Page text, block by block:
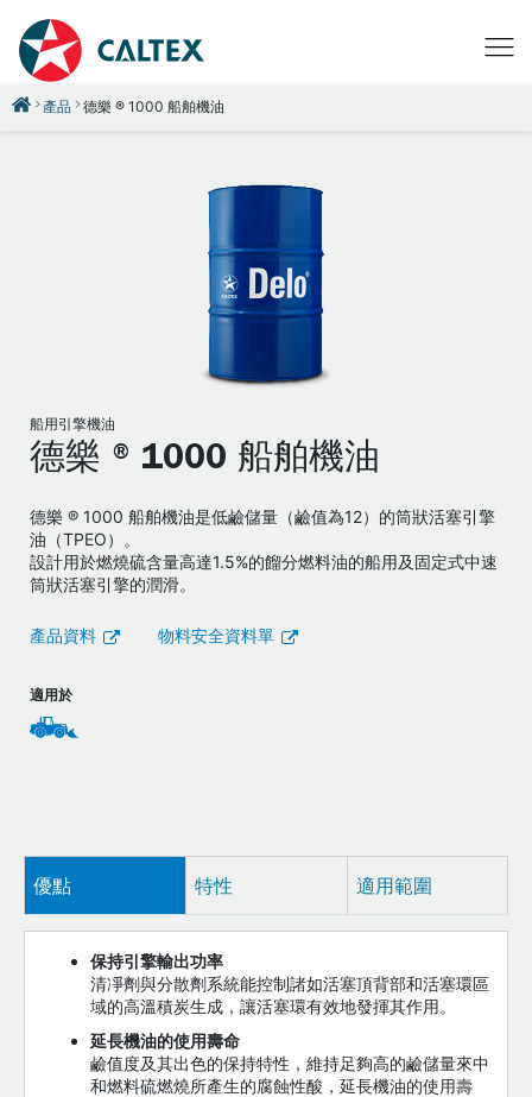
產品 德樂 ® 1000 船舶機油
船用引擎機油
德樂 ® 1000 船舶機油
德樂 ® 1000 船舶機油是低鹼儲量（鹼值為12）的筒狀活塞引擎
油（TPEO）。
設計用於燃燒硫含量高達1.5%的餾分燃料油的船用及固定式中速
筒狀活塞引擎的潤滑。
產品資料 物料安全資料單
適用於
優點 特性 適用範圍
保持引擎輸出功率
清凈劑與分散劑系統能控制諸如活塞頂背部和活塞環區
域的高溫積炭生成，讓活塞環有效地發揮其作用。
延長機油的使用壽命
鹼值度及其出色的保持特性，維持足夠高的鹼儲量來中
和燃料硫燃燒所產生的腐蝕性酸，延長機油的使用壽